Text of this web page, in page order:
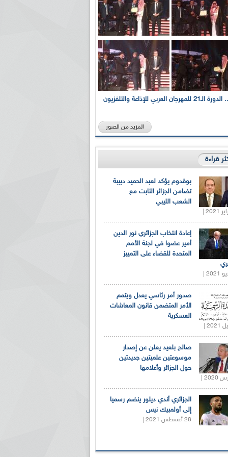
بالصور... الدورة الـ21 للمهرجان العربي للإذاعة والتلفزيون
المزيد من الصور
قراءة
بوقدوم يؤكد لعبد الحميد دبيبة
تضامن الجزائر الثابت مع
الشعب الليبي
إعادة انتخاب الجزائري نور الدين
أمير عضوا في لجنة الأمم
المتحدة للقضاء على التمييز
صدور أمر رئاسي يعدل ويتمم
الأمر المتضمن قانون المعاشات
العسكرية
صالح بلعيد يعلن عن إصدار
موسوعتين علميتين جديدتين
حول الجزائر وأعلامها
الجزائري أندي ديلور ينضم رسميا
إلى أولمبيك نيس
28 أغسطس 2021 |